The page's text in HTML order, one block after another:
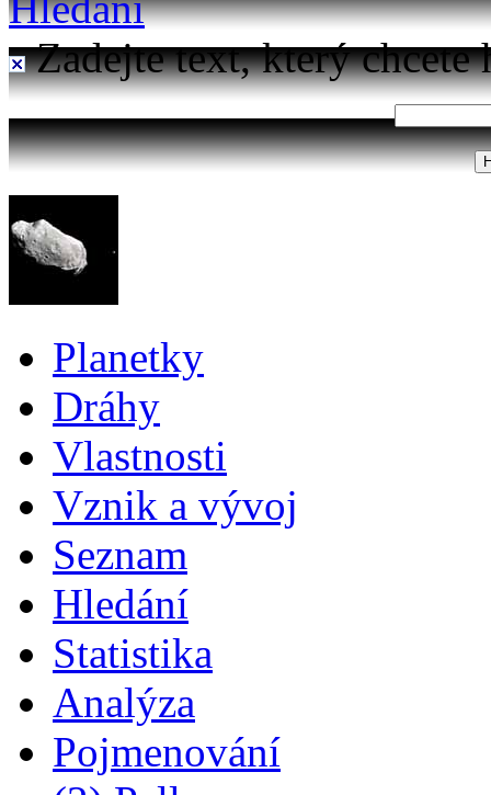
Zadejte text, který chcete
Planetky
Dráhy
Vlastnosti
Vznik a vývoj
Seznam
Hledání
Statistika
Analýza
Pojmenování